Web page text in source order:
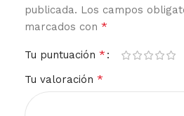
publicada. Los campos
marcados con *
Tu puntuación *
Tu valoración *